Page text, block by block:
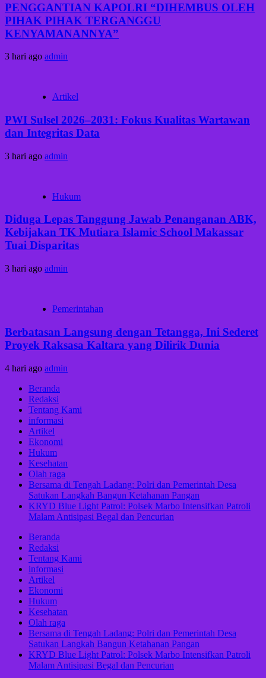
PENGGANTIAN KAPOLRI “DIHEMBUS OLEH
PIHAK PIHAK TERGANGGU
KENYAMANANNYA”
3 hari ago admin
Artikel
PWI Sulsel 2026–2031: Fokus Kualitas Wartawan
dan Integritas Data
3 hari ago admin
Hukum
Diduga Lepas Tanggung Jawab Penanganan ABK,
Kebijakan TK Mutiara Islamic School Makassar
Tuai Disparitas
3 hari ago admin
Pemerintahan
Berbatasan Langsung dengan Tetangga, Ini Sederet
Proyek Raksasa Kaltara yang Dilirik Dunia
4 hari ago admin
Beranda
Redaksi
Tentang Kami
informasi
Artikel
Ekonomi
Hukum
Kesehatan
Olah raga
Bersama di Tengah Ladang: Polri dan Pemerintah Desa
Satukan Langkah Bangun Ketahanan Pangan
KRYD Blue Light Patrol: Polsek Marbo Intensifkan Patroli
Malam Antisipasi Begal dan Pencurian
Beranda
Redaksi
Tentang Kami
informasi
Artikel
Ekonomi
Hukum
Kesehatan
Olah raga
Bersama di Tengah Ladang: Polri dan Pemerintah Desa
Satukan Langkah Bangun Ketahanan Pangan
KRYD Blue Light Patrol: Polsek Marbo Intensifkan Patroli
Malam Antisipasi Begal dan Pencurian